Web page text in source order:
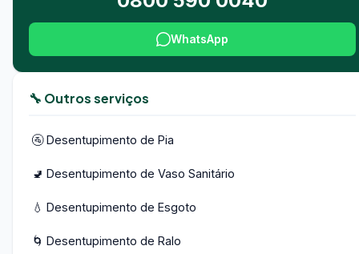
WhatsApp
🔧 Outros serviços
🚰 Desentupimento de Pia
🚽 Desentupimento de Vaso Sanitário
💧 Desentupimento de Esgoto
🌀 Desentupimento de Ralo